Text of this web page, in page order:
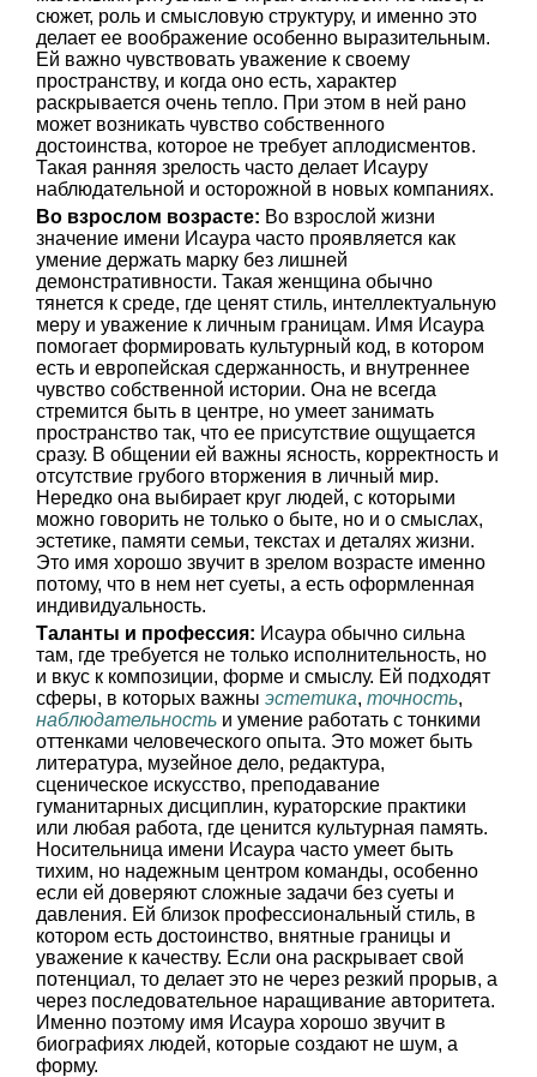
сюжет, роль и смысловую структуру, и именно это
делает ее воображение особенно выразительным.
Ей важно чувствовать уважение к своему
пространству, и когда оно есть, характер
раскрывается очень тепло. При этом в ней рано
может возникать чувство собственного
достоинства, которое не требует аплодисментов.
Такая ранняя зрелость часто делает Исауру
наблюдательной и осторожной в новых компаниях.
Во взрослом возрасте: Во взрослой жизни
значение имени Исаура часто проявляется как
умение держать марку без лишней
демонстративности. Такая женщина обычно
тянется к среде, где ценят стиль, интеллектуальную
меру и уважение к личным границам. Имя Исаура
помогает формировать культурный код, в котором
есть и европейская сдержанность, и внутреннее
чувство собственной истории. Она не всегда
стремится быть в центре, но умеет занимать
пространство так, что ее присутствие ощущается
сразу. В общении ей важны ясность, корректность и
отсутствие грубого вторжения в личный мир.
Нередко она выбирает круг людей, с которыми
можно говорить не только о быте, но и о смыслах,
эстетике, памяти семьи, текстах и деталях жизни.
Это имя хорошо звучит в зрелом возрасте именно
потому, что в нем нет суеты, а есть оформленная
индивидуальность.
Таланты и профессия: Исаура обычно сильна
там, где требуется не только исполнительность, но
и вкус к композиции, форме и смыслу. Ей подходят
сферы, в которых важны эстетика, точность,
наблюдательность и умение работать с тонкими
оттенками человеческого опыта. Это может быть
литература, музейное дело, редактура,
сценическое искусство, преподавание
гуманитарных дисциплин, кураторские практики
или любая работа, где ценится культурная память.
Носительница имени Исаура часто умеет быть
тихим, но надежным центром команды, особенно
если ей доверяют сложные задачи без суеты и
давления. Ей близок профессиональный стиль, в
котором есть достоинство, внятные границы и
уважение к качеству. Если она раскрывает свой
потенциал, то делает это не через резкий прорыв, а
через последовательное наращивание авторитета.
Именно поэтому имя Исаура хорошо звучит в
биографиях людей, которые создают не шум, а
форму.